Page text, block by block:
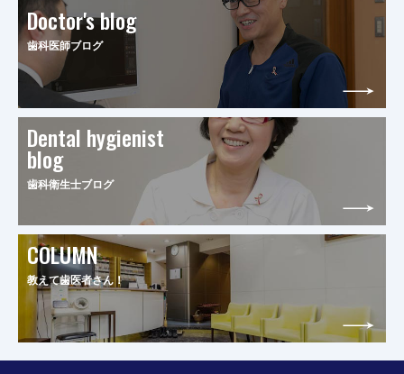
Doctor's blog
歯科医師ブログ
Dental hygienist
blog
歯科衛生士ブログ
COLUMN
教えて歯医者さん！